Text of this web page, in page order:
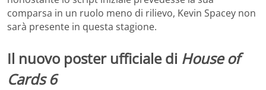
comparsa in un ruolo meno di rilievo, Kevin Spacey non
sarà presente in questa stagione.
Il nuovo poster ufficiale di House of
Cards 6